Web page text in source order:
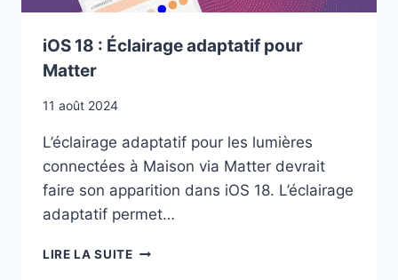
iOS 18 : Éclairage adaptatif pour
Matter
11 août 2024
L’éclairage adaptatif pour les lumières
connectées à Maison via Matter devrait
faire son apparition dans iOS 18. L’éclairage
adaptatif permet…
LIRE LA SUITEIOS